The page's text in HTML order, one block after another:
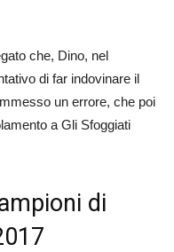
che, Dino, nel
di far indovinare il
un errore, che poi
a Gli Sfoggiati
di